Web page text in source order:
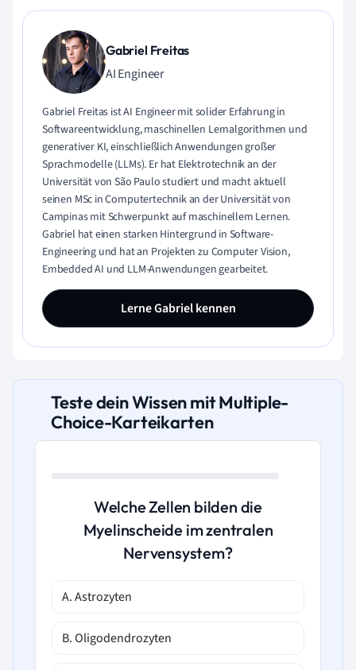
Gabriel Freitas
AI Engineer
Gabriel Freitas ist AI Engineer mit solider Erfahrung in
Softwareentwicklung, maschinellen Lernalgorithmen und
generativer KI, einschließlich Anwendungen großer
Sprachmodelle (LLMs). Er hat Elektrotechnik an der
Universität von São Paulo studiert und macht aktuell
seinen MSc in Computertechnik an der Universität von
Campinas mit Schwerpunkt auf maschinellem Lernen.
Gabriel hat einen starken Hintergrund in Software-
Engineering und hat an Projekten zu Computer Vision,
Embedded AI und LLM-Anwendungen gearbeitet.
Lerne Gabriel kennen
Teste dein Wissen mit Multiple-
Choice-Karteikarten
Welche Zellen bilden die
Myelinscheide im zentralen
Nervensystem?
A. Astrozyten
B. Oligodendrozyten